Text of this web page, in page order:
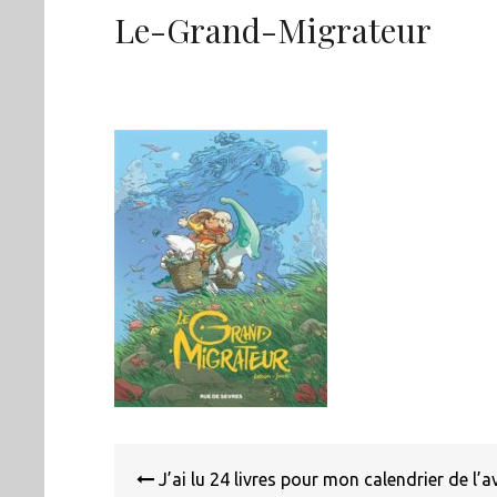
Le-Grand-Migrateur
de
J’ai lu 24 livres pour mon calendrier de